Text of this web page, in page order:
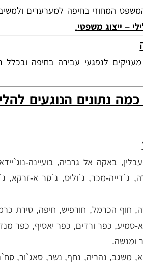
המחוזי בחיפה למערערים
– ייצוג משפטי.
לנפגעי עבירה בחיפה ובכלל
נתונים הנוגעים
באקה אל גרביה, בועיינה-
ג`דייה-מכר, ג`וליס, ג`סר א-זרקא,
חוף הכרמל, חורפיש, חיפה, טירת
סמיע, כפר ורדים, כפר יאסיף, כפר
ומנשה.
משגב, נהריה, נחף, נשר, סאג`ור,